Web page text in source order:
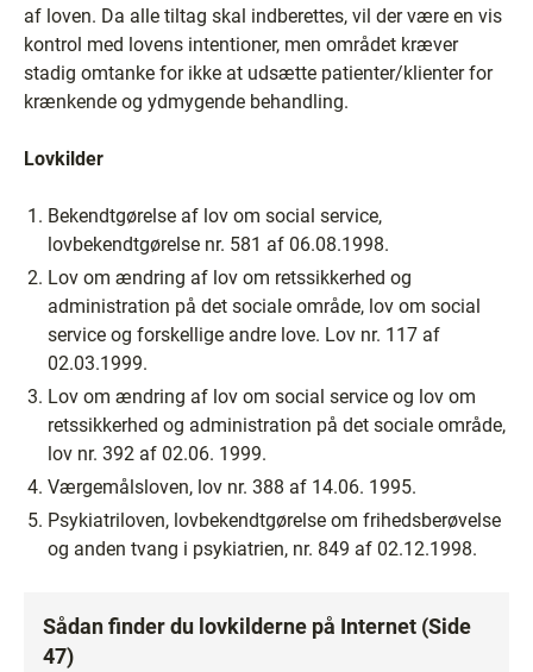
af loven. Da alle tiltag skal indberettes, vil der være en vis
kontrol med lovens intentioner, men området kræver
stadig omtanke for ikke at udsætte patienter/klienter for
krænkende og ydmygende behandling.
Lovkilder
Bekendtgørelse af lov om social service,
lovbekendtgørelse nr. 581 af 06.08.1998.
Lov om ændring af lov om retssikkerhed og
administration på det sociale område, lov om social
service og forskellige andre love. Lov nr. 117 af
02.03.1999.
Lov om ændring af lov om social service og lov om
retssikkerhed og administration på det sociale område,
lov nr. 392 af 02.06. 1999.
Værgemålsloven, lov nr. 388 af 14.06. 1995.
Psykiatriloven, lovbekendtgørelse om frihedsberøvelse
og anden tvang i psykiatrien, nr. 849 af 02.12.1998.
Sådan finder du lovkilderne på Internet (Side
47)